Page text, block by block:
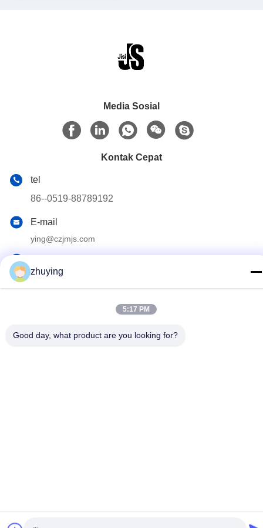
Media Sosial
Kontak Cepat
tel
86--0519-88789192
E-mail
ying@czjmjs.com
NO.10-930 PERSEDIAAN JIAHONGSHENGSHI
COMMERCE, ZHONGLOU KABUPATEN CHANGZHOU
Kebijakan Privasi|Sitemap
zhuying
5:17 PM
Good day, what product are you looking for?